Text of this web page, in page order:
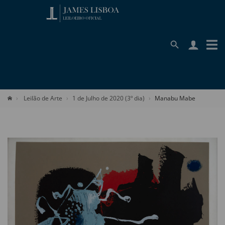
Leilão de Arte 1 de Julho de 2020 (3º dia) Manabu Mabe